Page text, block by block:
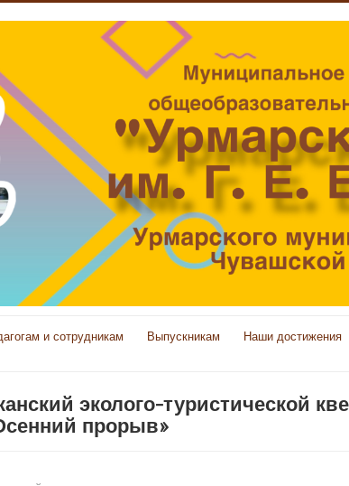
и сотрудникам Выпускникам Наши достижения
эколого-туристической
прорыв»